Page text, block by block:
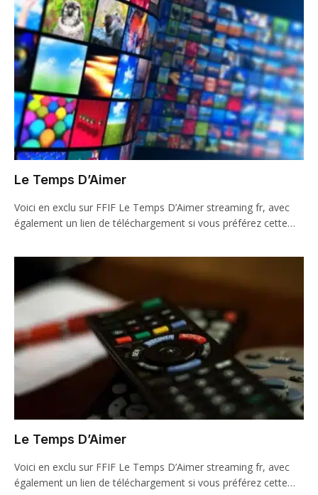
Le Temps D’Aimer
Voici en exclu sur FFIF Le Temps D’Aimer streaming fr, avec
également un lien de téléchargement si vous préférez cette…
Le Temps D’Aimer
Voici en exclu sur FFIF Le Temps D’Aimer streaming fr, avec
également un lien de téléchargement si vous préférez cette…